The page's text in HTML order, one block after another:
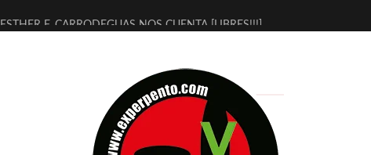
ESTHER F. CARRODEGUAS NOS CUENTA [LIBRES!!!]
[ELECTRA JONDA] DE JUAN GUERRERO ZAMORA
TIMBRE 4, LA ESCUELA DEL DIRECTOR TEATRAL CLAUDIO TOLCACHIR
30 AÑOS (NO ES NADA) DE LA KATARSIS DEL TOMATAZO